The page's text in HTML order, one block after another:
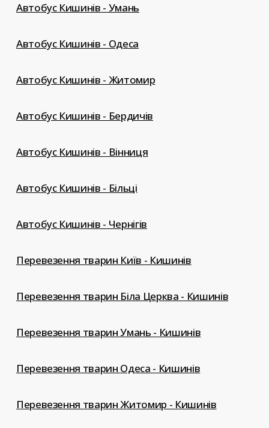
Автобус Кишинів - Умань
Автобус Кишинів - Одеса
Автобус Кишинів - Житомир
Автобус Кишинів - Бердичів
Автобус Кишинів - Вінниця
Автобус Кишинів - Більці
Автобус Кишинів - Чернігів
Перевезення тварин Київ - Кишинів
Перевезення тварин Біла Церква - Кишинів
Перевезення тварин Умань - Кишинів
Перевезення тварин Одеса - Кишинів
Перевезення тварин Житомир - Кишинів